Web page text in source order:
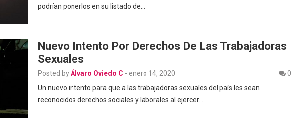
podrían ponerlos en su listado de…
Nuevo Intento Por Derechos De Las Trabajadoras
Sexuales
Posted byÁlvaro Oviedo C - enero 14, 2020
0
Un nuevo intento para que a las trabajadoras sexuales del país les sean
reconocidos derechos sociales y laborales al ejercer…